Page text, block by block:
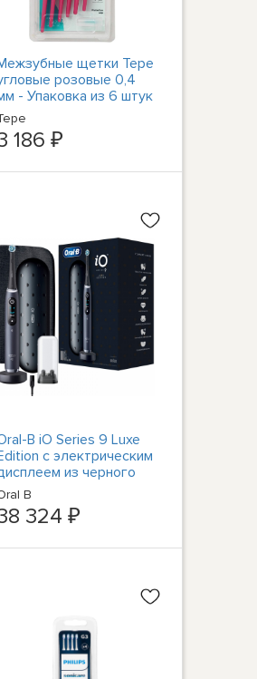
щетки Tepe
розовые 0,4
- Упаковка из 6 штук
186 ₽
B iO Series 9 Luxe
с электрическим
из черного
B
324 ₽